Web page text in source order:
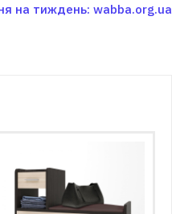
на тиждень: wabba.org.ua